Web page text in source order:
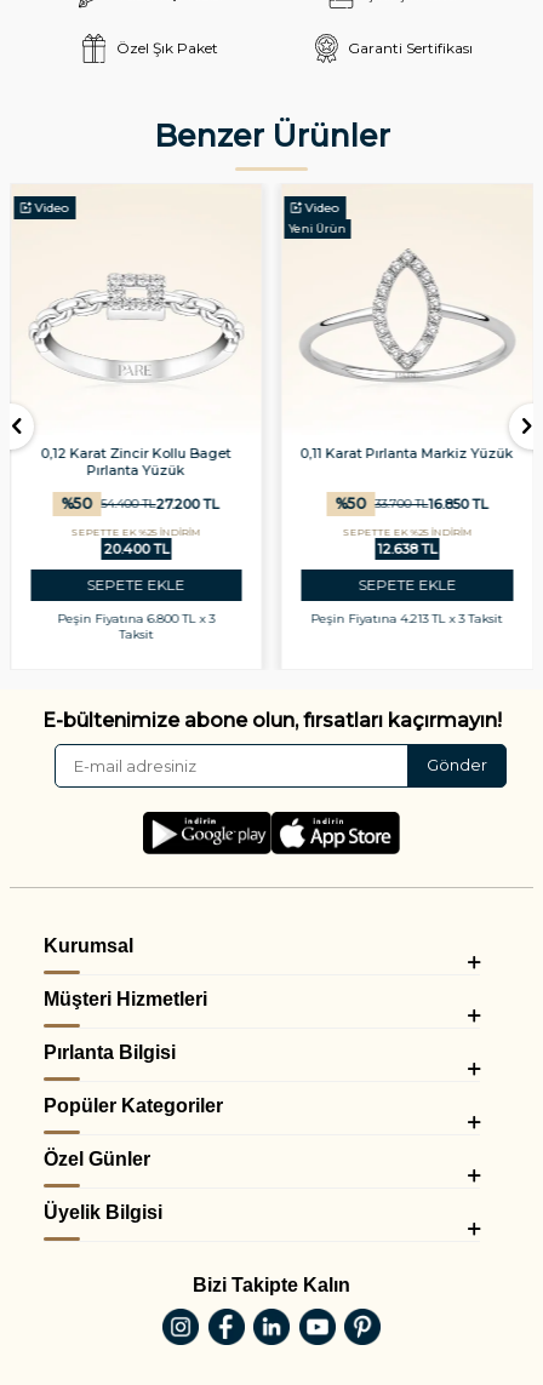
Özel Şık Paket Garanti Sertifikası
Benzer Ürünler
Video
0,12 Karat Zincir Kollu Baget
Pırlanta Yüzük
%50 54.400TL27.200TL
SEPETTE EK %25 İNDİRİM
20.400 TL
SEPETE EKLE
Peşin Fiyatına6.800 TL x 3
Taksit
Video
Yeni Ürün
0,11 Karat Pırlanta Markiz Yüzük
%50 33.700TL16.850TL
SEPETTE EK %25 İNDİRİM
12.638 TL
SEPETE EKLE
Peşin Fiyatına4.213 TL x 3 Taksit
E-bültenimize abone olun, fırsatları kaçırmayın!
Gönder
Kurumsal
Müşteri Hizmetleri
Pırlanta Bilgisi
Popüler Kategoriler
Özel Günler
Üyelik Bilgisi
Bizi Takipte Kalın